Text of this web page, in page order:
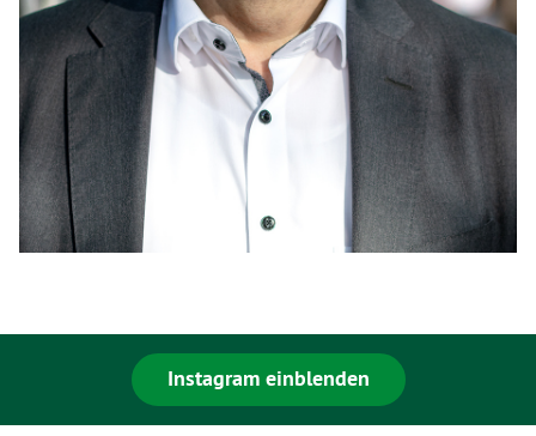
Instagram einblenden